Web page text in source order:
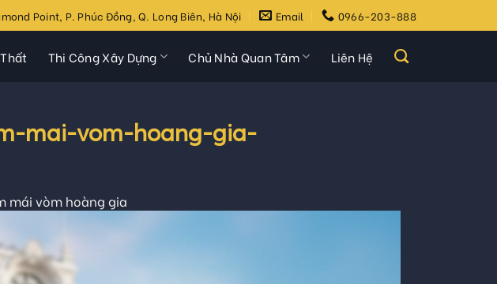
Point, P. Phúc Đồng, Q. Long Biên, Hà Nội Email 0966-203-888
Thi Công Xây Dựng Chủ Nhà Quan Tâm Liên Hệ
mai-vom-hoang-gia-
mái vòm hoàng gia